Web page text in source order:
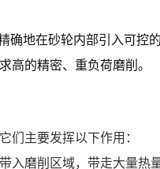
确地在砂轮内部引入可控
高的精密、重负荷磨削。
主要发挥以下作用：
磨削区域，带走大量热